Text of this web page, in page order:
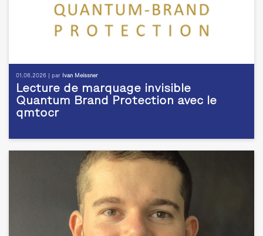
01.06.2026 | par Ivan Meissner
Lecture de marquage invisible
Quantum Brand Protection avec le
qmtocr